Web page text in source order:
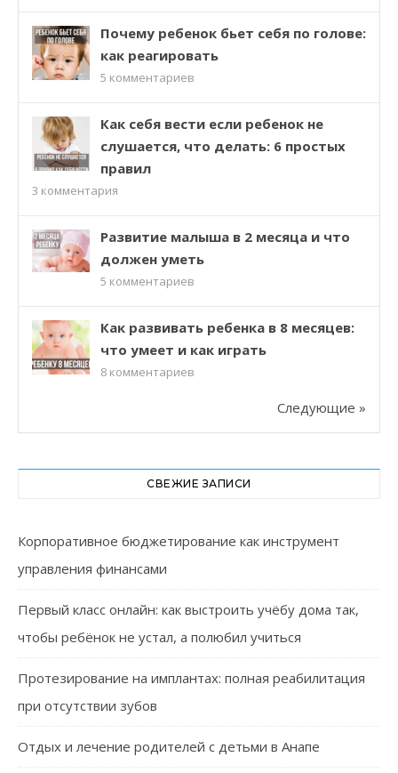
Почему ребенок бьет себя по голове:
как реагировать
5 комментариев
Как себя вести если ребенок не
слушается, что делать: 6 простых
правил
3 комментария
Развитие малыша в 2 месяца и что
должен уметь
5 комментариев
Как развивать ребенка в 8 месяцев:
что умеет и как играть
8 комментариев
Следующие »
СВЕЖИЕ ЗАПИСИ
Корпоративное бюджетирование как инструмент
управления финансами
Первый класс онлайн: как выстроить учёбу дома так,
чтобы ребёнок не устал, а полюбил учиться
Протезирование на имплантах: полная реабилитация
при отсутствии зубов
Отдых и лечение родителей с детьми в Анапе